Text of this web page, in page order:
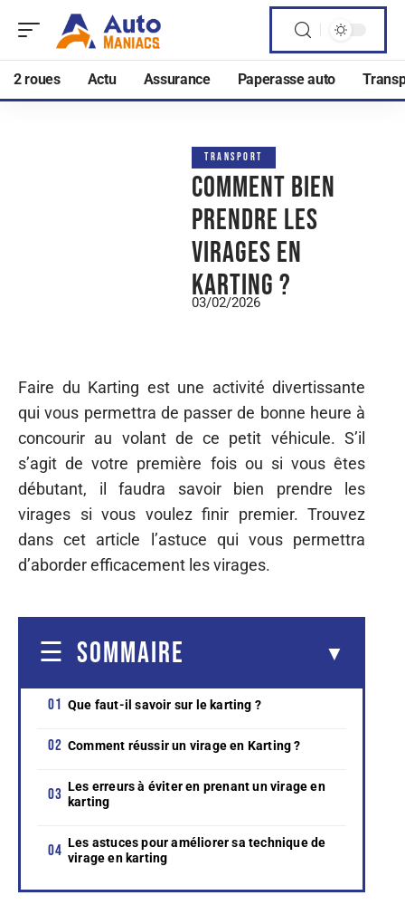
2 roues Actu Assurance Paperasse auto
TRANSPORT
Comment bien
prendre les
virages en
karting ?
03/02/2026
Faire du Karting est une activité divertissante
qui vous permettra de passer de bonne heure à
concourir au volant de ce petit véhicule. S’il
s’agit de votre première fois ou si vous êtes
débutant, il faudra savoir bien prendre les
virages si vous voulez finir premier. Trouvez
dans cet article l’astuce qui vous permettra
d’aborder efficacement les virages.
SOMMAIRE
Que faut-il savoir sur le karting ?
Comment réussir un virage en Karting ?
Les erreurs à éviter en prenant un virage en
karting
Les astuces pour améliorer sa technique de
virage en karting